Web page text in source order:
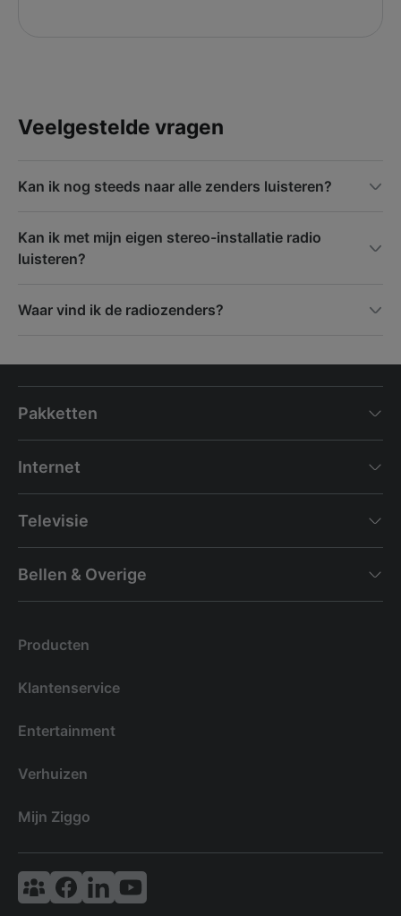
Veelgestelde vragen
Kan ik nog steeds naar alle zenders luisteren?
Kan ik met mijn eigen stereo-installatie radio
luisteren?
Waar vind ik de radiozenders?
Pakketten
Internet
Televisie
Bellen & Overige
Producten
Klantenservice
Entertainment
Verhuizen
Mijn Ziggo
Vodafone & Ziggo Community
Ziggo Facebook
VodafoneZiggo LinkedIn
Ziggo YouTube